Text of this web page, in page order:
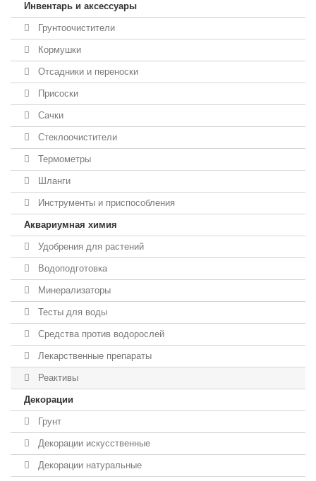
Инвентарь и аксессуары
Грунтоочистители
Кормушки
Отсадники и переноски
Присоски
Сачки
Стеклоочистители
Термометры
Шланги
Инструменты и приспособления
Аквариумная химия
Удобрения для растений
Водоподготовка
Минерализаторы
Тесты для воды
Средства против водорослей
Лекарственные препараты
Реактивы
Декорации
Грунт
Декорации искусственные
Декорации натуральные